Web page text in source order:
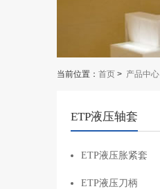
当前位置： 首页 > 产品中心
ETP液压轴套
ETP液压胀紧套
ETP液压刀柄